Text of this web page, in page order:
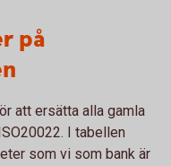
på
att ersätta alla gamla
I tabellen
som vi som bank är